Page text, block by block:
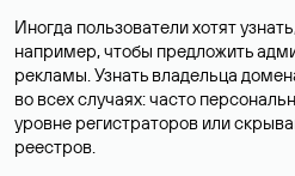
Иногда пользователи хотят
например, чтобы предложить
рекламы. Узнать владельца
во всех случаях: часто
уровне регистраторов или
реестров.